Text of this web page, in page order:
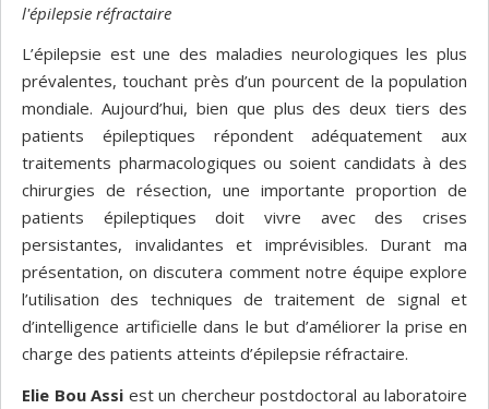
l'épilepsie réfractaire
L’épilepsie est une des maladies neurologiques les plus
prévalentes, touchant près d’un pourcent de la population
mondiale. Aujourd’hui, bien que plus des deux tiers des
patients épileptiques répondent adéquatement aux
traitements pharmacologiques ou soient candidats à des
chirurgies de résection, une importante proportion de
patients épileptiques doit vivre avec des crises
persistantes, invalidantes et imprévisibles. Durant ma
présentation, on discutera comment notre équipe explore
l’utilisation des techniques de traitement de signal et
d’intelligence artificielle dans le but d’améliorer la prise en
charge des patients atteints d’épilepsie réfractaire.
Elie Bou Assi est un chercheur postdoctoral au laboratoire